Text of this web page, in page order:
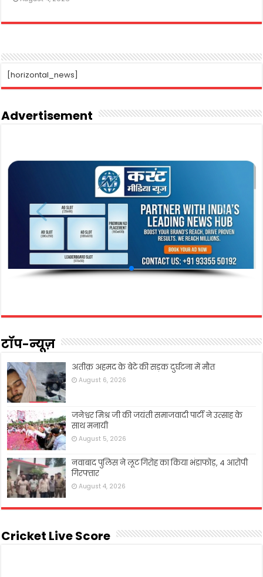
[horizontal_news]
Advertisement
टॉप-न्यूज़
अतीक़ अहमद के बेटे की सड़क दुर्घटना में मौत
August 6, 2026
जनेश्वर मिश्र जी की जयंती समाजवादी पार्टी ने उत्साह के
साथ मनायी
August 5, 2026
नवाबाद पुलिस ने लूट गिरोह का किया भंडाफोड़, 4 आरोपी
गिरफ्तार
August 4, 2026
Cricket Live Score